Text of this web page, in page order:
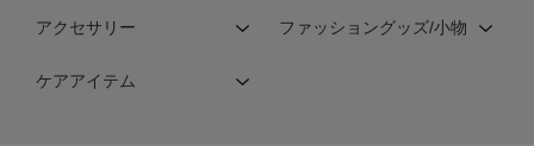
アクセサリー ファッショングッズ/小物
ケアアイテム